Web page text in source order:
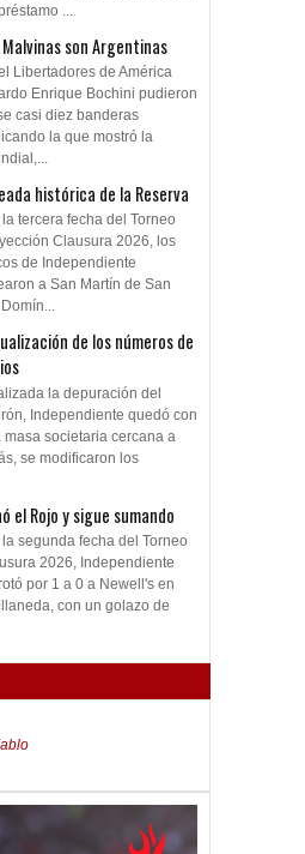
...
Malvinas son Argentinas
Libertadores de América
Enrique Bochini pudieron
casi diez banderas
la que mostró la
histórica de la Reserva
la tercera fecha del Torneo
Clausura 2026, los
de Independiente
a San Martín de San
de los números de
la depuración del
Independiente quedó con
masa societaria cercana a
se modificaron los
el Rojo y sigue sumando
la segunda fecha del Torneo
2026, Independiente
por 1 a 0 a Newell's en
con un golazo de